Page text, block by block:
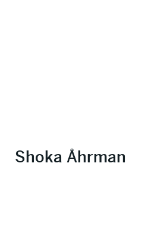
Shoka Åhrman